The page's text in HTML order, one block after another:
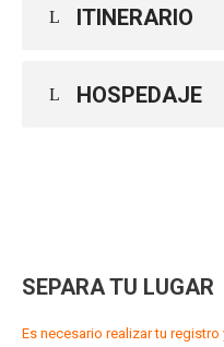
ITINERARIO
HOSPEDAJE
SEPARA TU LUGAR
Es necesario realizar tu